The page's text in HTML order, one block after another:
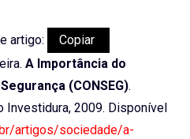
artigo:
Copiar
A Importância do
(CONSEG).
Investidura, 2009. Disponível
artigos/sociedade/a-